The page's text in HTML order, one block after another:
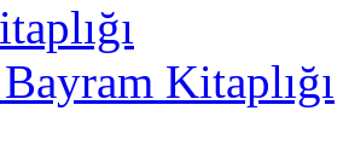
Kitaplığı